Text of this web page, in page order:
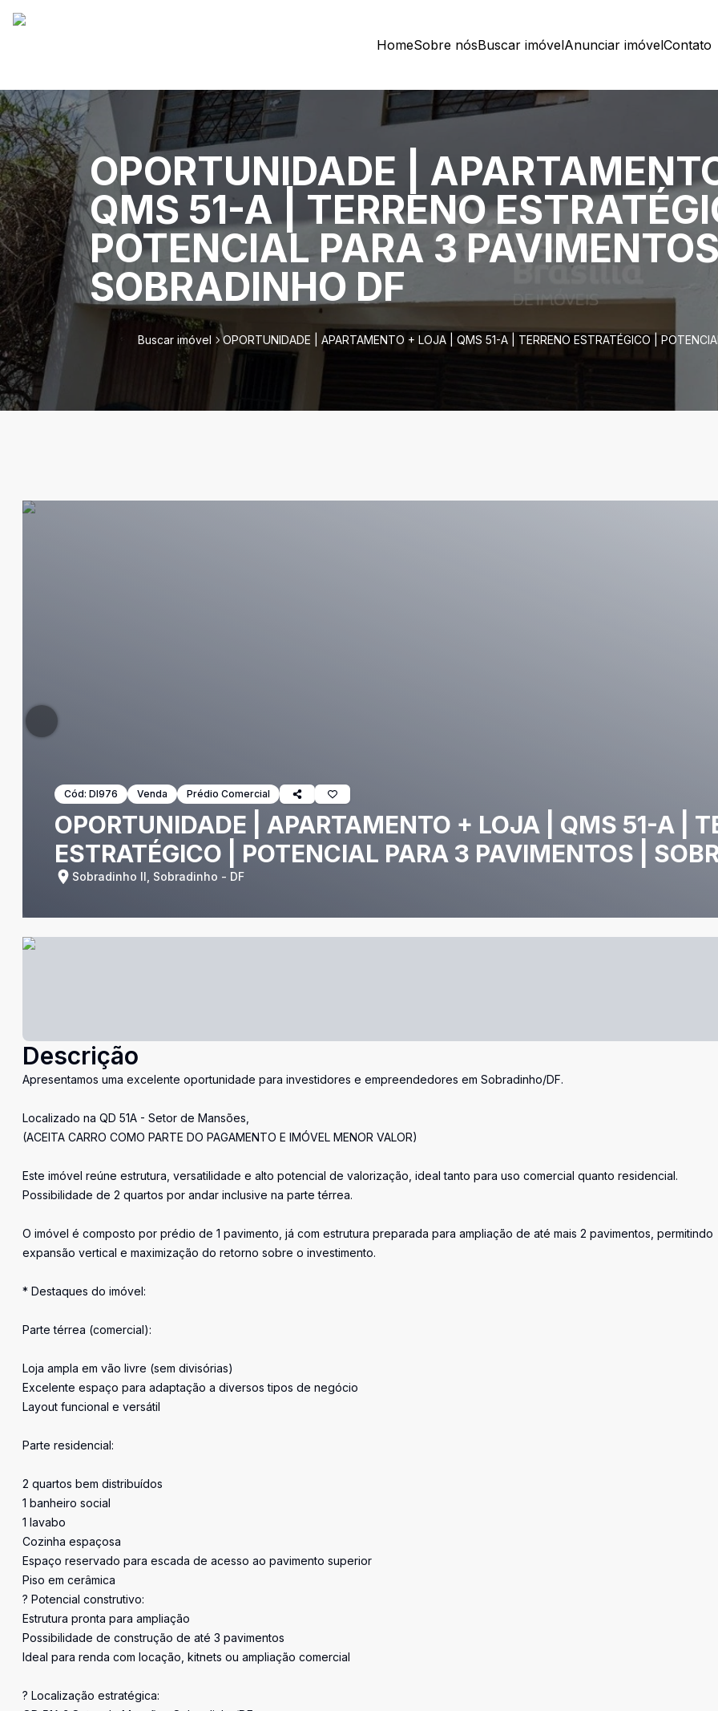
HomeSobre nósBuscar imóvelAnunciar imóvelContato
OPORTUNIDADE |
QMS 51-A | TERRENO
POTENCIAL PARA 3
SOBRADINHO DF
Buscar imóvel OPORTUNIDADE | APARTAMENTO + LOJA | QMS 51-A | TERRENO ESTRATÉGICO |
Cód: DI976 Venda Prédio Comercial
OPORTUNIDADE | APARTAMENTO + LOJA | QMS 51-A |
ESTRATÉGICO | POTENCIAL PARA 3 PAVIMENTOS |
Sobradinho II, Sobradinho - DF
Descrição
Apresentamos uma excelente oportunidade para investidores e empreendedores em Sobradinho/DF.
Localizado na QD 51A - Setor de Mansões,
(ACEITA CARRO COMO PARTE DO PAGAMENTO E IMÓVEL MENOR VALOR)
Este imóvel reúne estrutura, versatilidade e alto potencial de valorização, ideal tanto para uso comercial quanto residencial.
Possibilidade de 2 quartos por andar inclusive na parte térrea.
O imóvel é composto por prédio de 1 pavimento, já com estrutura preparada para ampliação de até mais 2 pavimentos, permitindo
expansão vertical e maximização do retorno sobre o investimento.
* Destaques do imóvel:
Parte térrea (comercial):
Loja ampla em vão livre (sem divisórias)
Excelente espaço para adaptação a diversos tipos de negócio
Layout funcional e versátil
Parte residencial:
2 quartos bem distribuídos
1 banheiro social
1 lavabo
Cozinha espaçosa
Espaço reservado para escada de acesso ao pavimento superior
Piso em cerâmica
? Potencial construtivo:
Estrutura pronta para ampliação
Possibilidade de construção de até 3 pavimentos
Ideal para renda com locação, kitnets ou ampliação comercial
? Localização estratégica: